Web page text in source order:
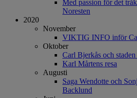
Med passion för det
Noresten
2020
November
VIKTIG INFO inför
Oktober
Carl Bjerkås och
Karl Mårtens resa
Augusti
Saga Wendotte och
Backlund